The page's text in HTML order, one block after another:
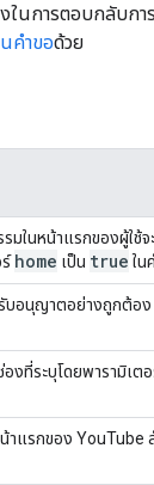
ในการตอบกลับกา
คำขอด้วย
มในหน้าแรกของผู้ใช้
ร์home เป็น true ใน
รับอนุญาตอย่างถูกต้อง
งที่ระบุโดยพารามิเต
าแรกของ YouTube